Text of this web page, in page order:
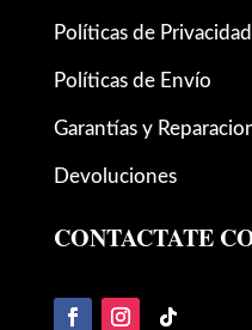
Políticas de Privacidad
Políticas de Envío
Garantías y
Devoluciones
CONTACTATE